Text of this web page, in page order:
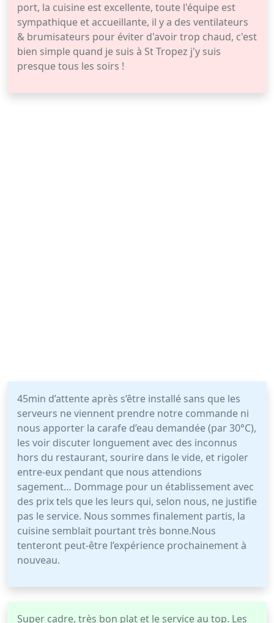
port, la cuisine est excellente, toute l'équipe est
sympathique et accueillante, il y a des ventilateurs
& brumisateurs pour éviter d'avoir trop chaud, c'est
bien simple quand je suis à St Tropez j'y suis
presque tous les soirs !
45min d’attente après s’être installé sans que les
serveurs ne viennent prendre notre commande ni
nous apporter la carafe d’eau demandée (par 30°C),
les voir discuter longuement avec des inconnus
hors du restaurant, sourire dans le vide, et rigoler
entre-eux pendant que nous attendions
sagement… Dommage pour un établissement avec
des prix tels que les leurs qui, selon nous, ne justifie
pas le service. Nous sommes finalement partis, la
cuisine semblait pourtant très bonne.Nous
tenteront peut-être l’expérience prochainement à
nouveau.
Super cadre, très bon plat et le service au top. Les